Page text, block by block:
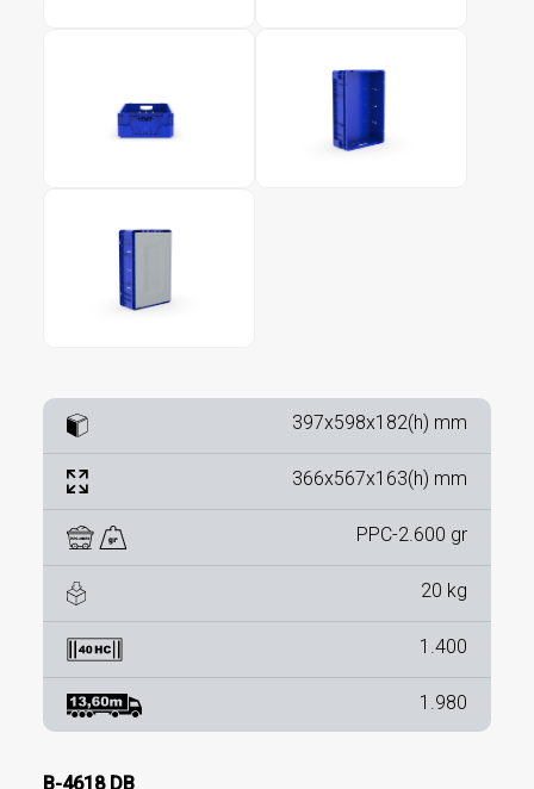
397x598x182(h) mm
366x567x163(h) mm
PPC-2.600 gr
20 kg
1.400
1.980
B-4618 DB